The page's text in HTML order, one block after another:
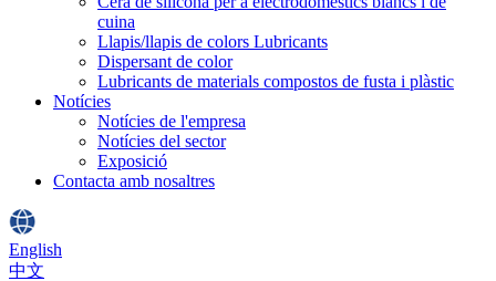
cuina
Llapis/llapis de colors Lubricants
Dispersant de color
Lubricants de materials compostos de fusta i plàstic
Notícies
Notícies de l'empresa
Notícies del sector
Exposició
Contacta amb nosaltres
English
中文